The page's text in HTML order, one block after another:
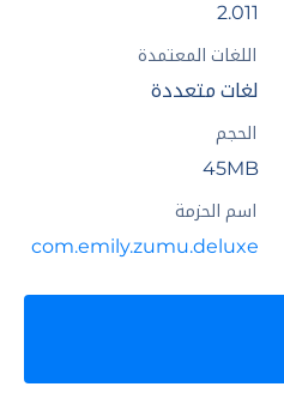
2.011
اللغات المعتمدة
لغات متعددة
الحجم
45MB
اسم الحزمة
com.emily.zumu.deluxe